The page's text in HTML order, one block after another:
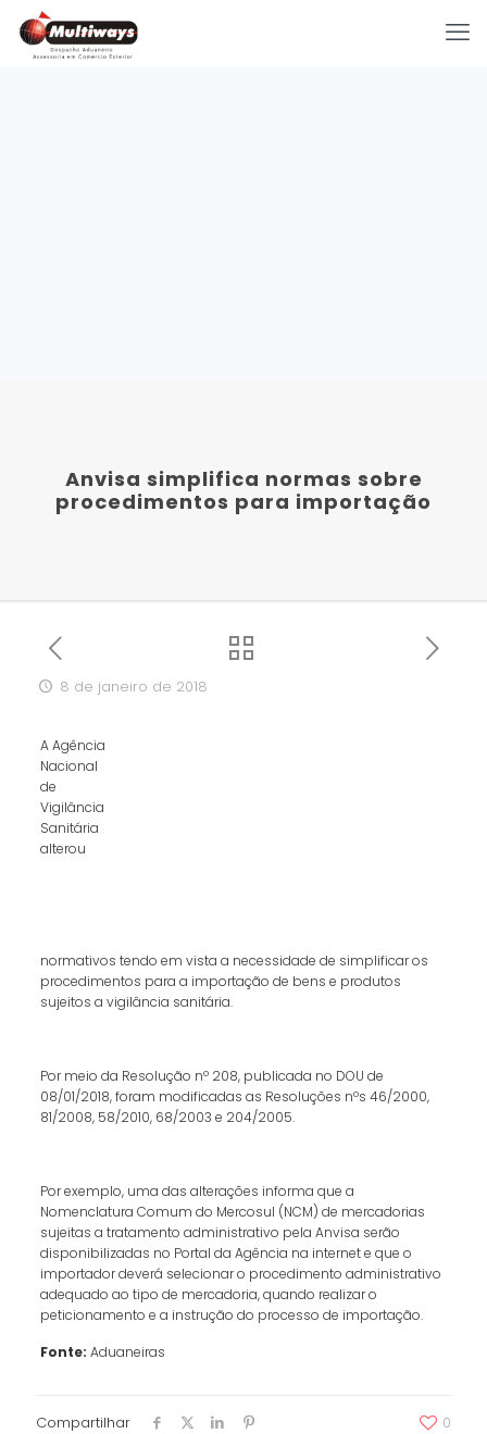
Anvisa simplifica normas sobre
procedimentos para importação
8 de janeiro de 2018
A Agência
Nacional
de
Vigilância
Sanitária
alterou
normativos tendo em vista a necessidade de simplificar os
procedimentos para a importação de bens e produtos
sujeitos a vigilância sanitária.
Por meio da Resolução nº 208, publicada no DOU de
08/01/2018, foram modificadas as Resoluções nºs 46/2000,
81/2008, 58/2010, 68/2003 e 204/2005.
Por exemplo, uma das alterações informa que a
Nomenclatura Comum do Mercosul (NCM) de mercadorias
sujeitas a tratamento administrativo pela Anvisa serão
disponibilizadas no Portal da Agência na internet e que o
importador deverá selecionar o procedimento administrativo
adequado ao tipo de mercadoria, quando realizar o
peticionamento e a instrução do processo de importação.
Fonte: Aduaneiras
Compartilhar 0